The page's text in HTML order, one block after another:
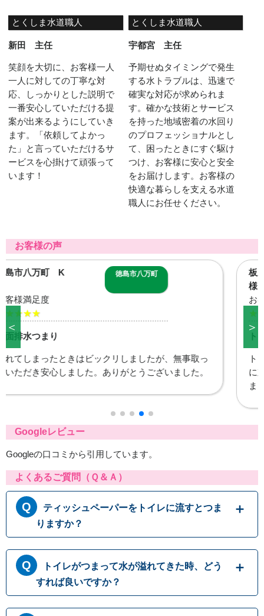
とくしま水道職人
新田 主任
笑顔を大切に、お客様一人
一人に対しての丁寧な対
応、しっかりとした説明で
一番安心していただける提
案が出来るようにしていき
ます。「依頼してよかっ
た」と言っていただけるサ
ービスを心掛けて頑張って
います！
とくしま水道職人
宇都宮 主任
予期せぬタイミングで発生
する水トラブルは、迅速で
確実な対応が求められま
す。確かな技術とサービス
を持った地域密着の水回り
のプロフェッショナルとし
て、困ったときにすぐ駆け
つけ、お客様に安心と安全
をお届けします。お客様の
快適な暮らしを支える水道
職人にお任せください。
お客様の声
板野郡藍住町 M
板野郡藍住町
お客様満足度
★★★★★
トイレ交換
トイレも1台しかなく本当に困っていましたのですぐ
に対応してもらえて助かりました。ありがとうござい
＜ ＞
Googleレビュー
Googleの口コミから引用しています。
よくあるご質問（Ｑ＆Ａ）
ティッシュペーパーをトイレに流すとつま
りますか？
トイレットペーパーはトイレに流す前提に作ら
れておりますが、ティッシュペーパーは繊維の
結びつきが強くほどけにくいため、トイレに流
すと排水パイプ内でつまることがありますの
で、決して流さないでください。トイレットペ
トイレがつまって水が溢れてきた時、どう
すれば良いですか？
トイレにつまりが起きて水が流れて行かない時